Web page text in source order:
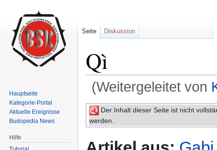
Qì
(Weitergeleitet von
Der Inhalt dieser Seite ist nicht
werden.
Seite Diskussion
Hauptseite
Kategorie-Portal
Aktuelle Ereignisse
Budopedia News
Hilfe